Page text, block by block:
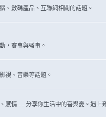
、數碼產品、互聯網相關的話題。
，賽事與盛事。
視、音樂等話題。
感情......分享你生活中的喜與憂。遇上